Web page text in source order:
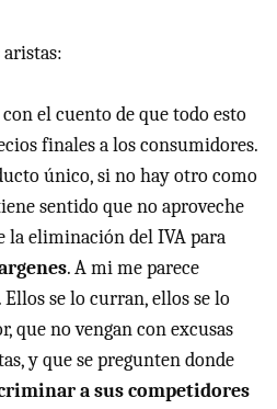
el cuento de que todo esto
finales a los consumidores.
único, si no hay otro como
sentido que no aproveche
la eliminación del IVA para
. A mi me parece
se lo curran, ellos se lo
que no vengan con excusas
y que se pregunten donde
a sus competidores